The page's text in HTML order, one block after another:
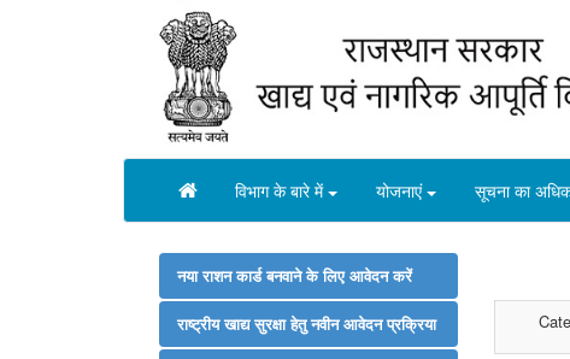
विभाग के बारे में योजनाएं सूचना का
नया राशन कार्ड बनवाने के लिए आवेदन करें
राष्‍ट्रीय खाद्य सुरक्षा हेतु नवीन आवेदन प्रक्रिया